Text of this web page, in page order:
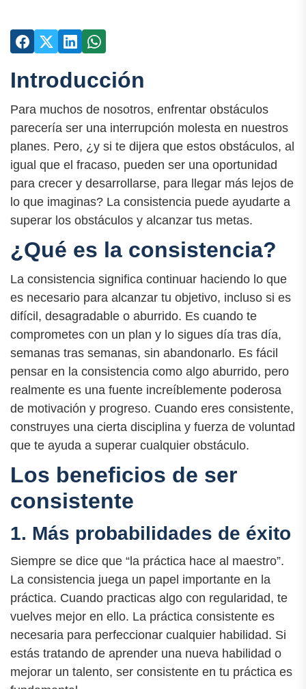
Introducción
Para muchos de nosotros, enfrentar obstáculos
parecería ser una interrupción molesta en nuestros
planes. Pero, ¿y si te dijera que estos obstáculos, al
igual que el fracaso, pueden ser una oportunidad
para crecer y desarrollarse, para llegar más lejos de
lo que imaginas? La consistencia puede ayudarte a
superar los obstáculos y alcanzar tus metas.
¿Qué es la consistencia?
La consistencia significa continuar haciendo lo que
es necesario para alcanzar tu objetivo, incluso si es
difícil, desagradable o aburrido. Es cuando te
comprometes con un plan y lo sigues día tras día,
semanas tras semanas, sin abandonarlo. Es fácil
pensar en la consistencia como algo aburrido, pero
realmente es una fuente increíblemente poderosa
de motivación y progreso. Cuando eres consistente,
construyes una cierta disciplina y fuerza de voluntad
que te ayuda a superar cualquier obstáculo.
Los beneficios de ser
consistente
1. Más probabilidades de éxito
Siempre se dice que “la práctica hace al maestro”.
La consistencia juega un papel importante en la
práctica. Cuando practicas algo con regularidad, te
vuelves mejor en ello. La práctica consistente es
necesaria para perfeccionar cualquier habilidad. Si
estás tratando de aprender una nueva habilidad o
mejorar un talento, ser consistente en tu práctica es